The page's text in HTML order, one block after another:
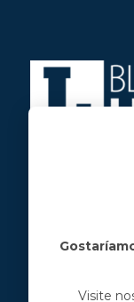
Jose
Formado
e tem pós-
e
MenuVisite